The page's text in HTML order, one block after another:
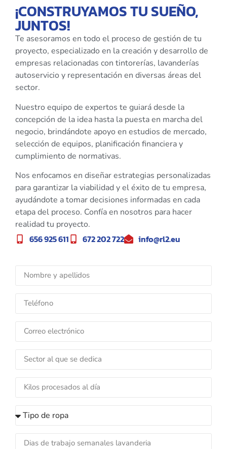
¡CONSTRUYAMOS TU SUEÑO,
JUNTOS!
Te asesoramos en todo el proceso de gestión de tu
proyecto, especializado en la creación y desarrollo de
empresas relacionadas con tintorerías, lavanderías
autoservicio y representación en diversas áreas del
sector.
Nuestro equipo de expertos te guiará desde la
concepción de la idea hasta la puesta en marcha del
negocio, brindándote apoyo en estudios de mercado,
selección de equipos, planificación financiera y
cumplimiento de normativas.
Nos enfocamos en diseñar estrategias personalizadas
para garantizar la viabilidad y el éxito de tu empresa,
ayudándote a tomar decisiones informadas en cada
etapa del proceso. Confía en nosotros para hacer
realidad tu proyecto.
656 925 611 672 202 722 info@rl2.eu